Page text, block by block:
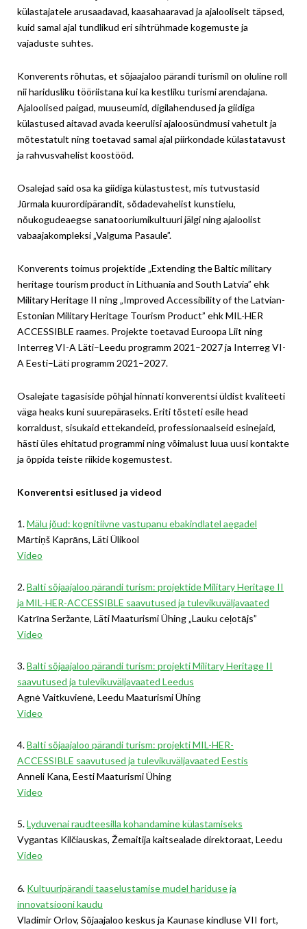
külastajatele arusaadavad, kaasahaaravad ja ajalooliselt täpsed,
kuid samal ajal tundlikud eri sihtrühmade kogemuste ja
vajaduste suhtes.
Konverents rõhutas, et sõjaajaloo pärandi turismil on oluline roll
nii haridusliku tööriistana kui ka kestliku turismi arendajana.
Ajaloolised paigad, muuseumid, digilahendused ja giidiga
külastused aitavad avada keerulisi ajaloosündmusi vahetult ja
mõtestatult ning toetavad samal ajal piirkondade külastatavust
ja rahvusvahelist koostööd.
Osalejad said osa ka giidiga külastustest, mis tutvustasid
Jūrmala kuurordipärandit, sõdadevahelist kunstielu,
nõukogudeaegse sanatooriumikultuuri jälgi ning ajaloolist
vabaajakompleksi „Valguma Pasaule”.
Konverents toimus projektide „Extending the Baltic military
heritage tourism product in Lithuania and South Latvia” ehk
Military Heritage II ning „Improved Accessibility of the Latvian-
Estonian Military Heritage Tourism Product” ehk MIL-HER
ACCESSIBLE raames. Projekte toetavad Euroopa Liit ning
Interreg VI-A Läti–Leedu programm 2021–2027 ja Interreg VI-
A Eesti–Läti programm 2021–2027.
Osalejate tagasiside põhjal hinnati konverentsi üldist kvaliteeti
väga heaks kuni suurepäraseks. Eriti tõsteti esile head
korraldust, sisukaid ettekandeid, professionaalseid esinejaid,
hästi üles ehitatud programmi ning võimalust luua uusi kontakte
ja õppida teiste riikide kogemustest.
Konverentsi esitlused ja videod
1.Mälu jõud: kognitiivne vastupanu ebakindlatel aegadel
Mārtiņš Kaprāns, Läti Ülikool
Video
2.Balti sõjaajaloo pärandi turism: projektide Military Heritage II
ja MIL-HER-ACCESSIBLE saavutused ja tulevikuväljavaated
Katrīna Seržante, Läti Maaturismi Ühing „Lauku ceļotājs”
Video
3.Balti sõjaajaloo pärandi turism: projekti Military Heritage II
saavutused ja tulevikuväljavaated Leedus
Agnė Vaitkuvienė, Leedu Maaturismi Ühing
Video
4.Balti sõjaajaloo pärandi turism: projekti MIL-HER-
ACCESSIBLE saavutused ja tulevikuväljavaated Eestis
Anneli Kana, Eesti Maaturismi Ühing
Video
5.Lyduvenai raudteesilla kohandamine külastamiseks
Vygantas Kilčiauskas, Žemaitija kaitsealade direktoraat, Leedu
Video
6. Kultuuripärandi taaselustamise mudel hariduse ja
innovatsiooni kaudu
Vladimir Orlov, Sõjaajaloo keskus ja Kaunase kindluse VII fort,